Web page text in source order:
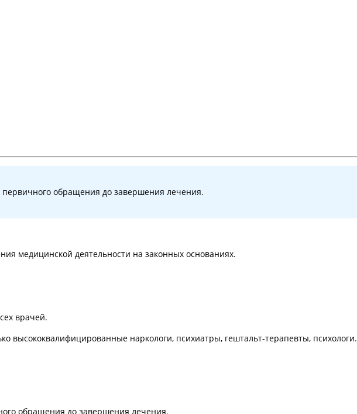
обращения до завершения лечения.
медицинской деятельности на законных основаниях.
врачей.
высококвалифицированные наркологи, психиатры, гештальт-терапевты, психологи.
обращения до завершения лечения.